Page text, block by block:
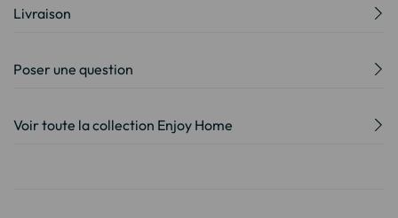
Livraison
Poser une question
Voir toute la collection Enjoy Home